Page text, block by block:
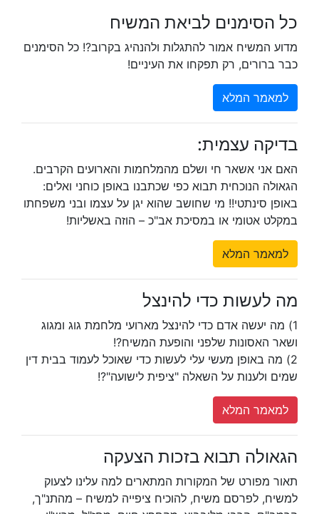
כל הסימנים לביאת המשיח
מדוע המשיח אמור להתגלות ולהנהיג בקרוב?! כל הסימנים
כבר ברורים, רק תפקחו את העיניים!
למאמר המלא
בדיקה עצמית:
האם אני אשאר חי ושלם מהמלחמות והארועים הקרבים.
הגאולה הנוכחית תבוא כפי שכתבנו באופן כוחני ואלים:
באופן סינתטי!! מי שחושב שהוא יגן על עצמו ובני משפחתו
במקלט אטומי או במסיכת אב"כ – הוזה באשליות!
למאמר המלא
מה לעשות כדי להינצל
1) מה יעשה אדם כדי להינצל מארועי מלחמת גוג ומגוג
ושאר האסונות שלפני והופעת המשיח?!
2) מה באופן מעשי עלי לעשות כדי שאוכל לעמוד בבית דין
שמים ולענות על השאלה "ציפית לישועה"?!
למאמר המלא
הגאולה תבוא בזכות הצעקה
תאור מפורט של המקורות המתארים למה עלינו לצעוק
למשיח, לפרסם משיח, להוכיח ציפייה למשיח – מהתנ"ך,